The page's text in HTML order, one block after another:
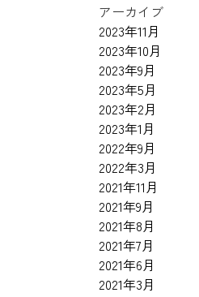
アーカイブ
2023年11月
2023年10月
2023年9月
2023年5月
2023年2月
2023年1月
2022年9月
2022年3月
2021年11月
2021年9月
2021年8月
2021年7月
2021年6月
2021年3月